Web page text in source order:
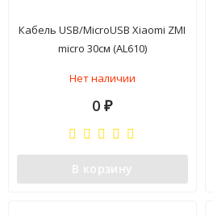
Кабель USB/MicroUSB Xiaomi ZMI
micro 30см (AL610)
Нет наличии
0₽
В корзину